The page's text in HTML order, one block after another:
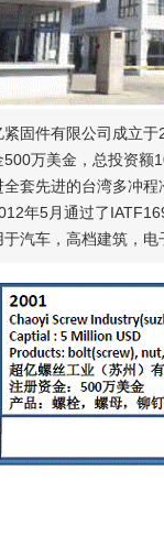
紧固件有限公司成立
500万美金，总投资额
全套先进的台湾多冲
年5月通过了
于汽车，高档建筑，